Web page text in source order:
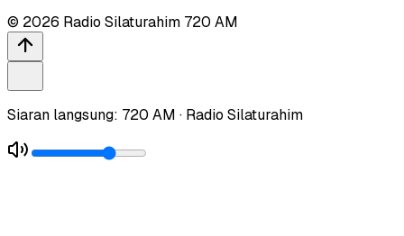
© 2026 Radio Silaturahim 720 AM
Siaran langsung: 720 AM · Radio Silaturahim